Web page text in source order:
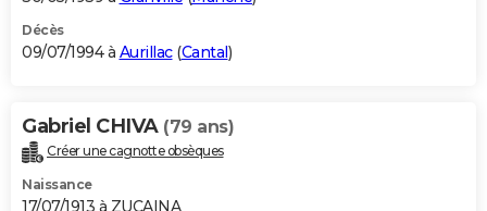
Décès
09/07/1994 à Aurillac(Cantal)
Gabriel CHIVA (79 ans)
Créer une cagnotte obsèques
Naissance
17/07/1913 à ZUCAINA